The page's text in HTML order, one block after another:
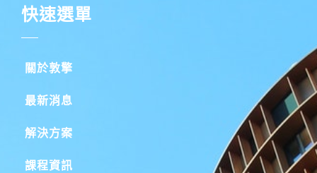
快速選單
關於敦擎
最新消息
解決方案
課程資訊